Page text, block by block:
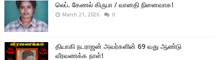
லெப். கேணல் கிருபா / வானதி நினைவாக!
March 21, 2026 0
தியாகி நடராஜன் அவர்களின் 69 வது ஆண்டு
வீரவணக்க நாள்!